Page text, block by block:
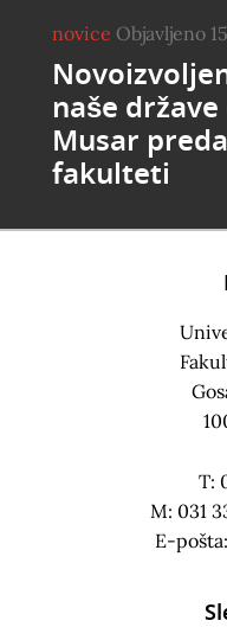
novice Objavljeno
naše
Musar
fakulteti
T:
M: 031
E-pošta: